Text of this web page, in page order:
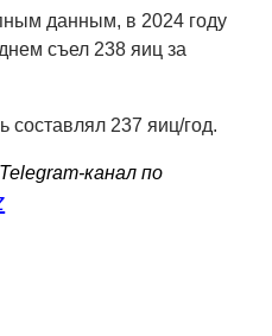
данным, в 2024 году
съел 238 яиц за
составлял 237 яиц/год.
канал по